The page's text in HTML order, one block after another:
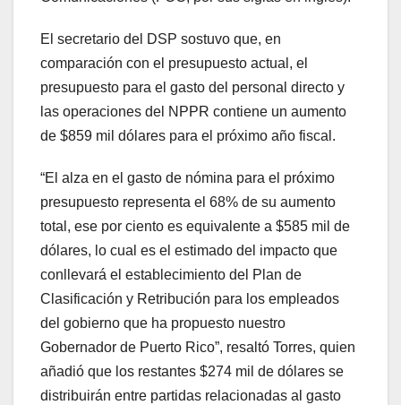
El secretario del DSP sostuvo que, en
comparación con el presupuesto actual, el
presupuesto para el gasto del personal directo y
las operaciones del NPPR contiene un aumento
de $859 mil dólares para el próximo año fiscal.
“El alza en el gasto de nómina para el próximo
presupuesto representa el 68% de su aumento
total, ese por ciento es equivalente a $585 mil de
dólares, lo cual es el estimado del impacto que
conllevará el establecimiento del Plan de
Clasificación y Retribución para los empleados
del gobierno que ha propuesto nuestro
Gobernador de Puerto Rico”, resaltó Torres, quien
añadió que los restantes $274 mil de dólares se
distribuirán entre partidas relacionadas al gasto